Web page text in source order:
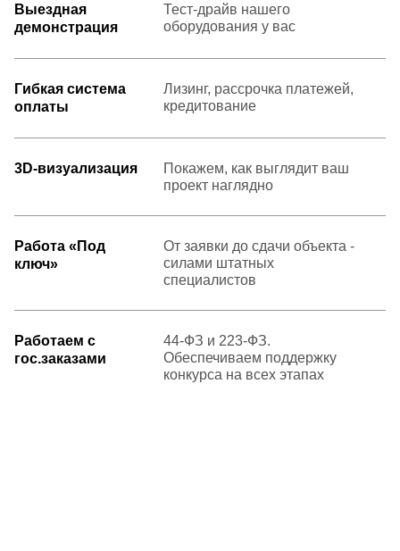
Выездная
демонстрация
Тест-драйв нашего
оборудования у вас
Гибкая система
оплаты
Лизинг, рассрочка платежей,
кредитование
3D-визуализация
Покажем, как выглядит ваш
проект наглядно
Работа «Под
ключ»
От заявки до сдачи объекта -
силами штатных
специалистов
Работаем с
гос.заказами
44-ФЗ и 223-ФЗ.
Обеспечиваем поддержку
конкурса на всех этапах